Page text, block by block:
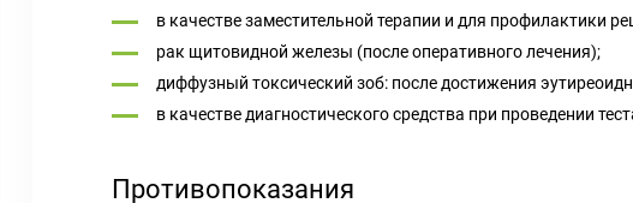
в качестве заместительной терапии и для профилактики
рак щитовидной железы (после оперативного лечения);
диффузный токсический зоб: после достижения
в качестве диагностического средства при проведении
Противопоказания